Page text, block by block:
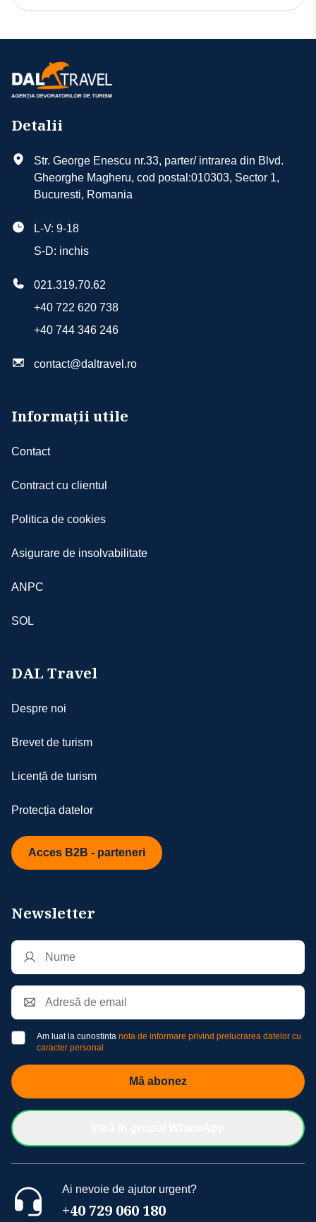
Detalii
Str. George Enescu nr.33, parter/ intrarea din Blvd.
Gheorghe Magheru, cod postal:010303, Sector 1,
Bucuresti, Romania
L-V: 9-18
S-D: inchis
021.319.70.62
+40 722 620 738
+40 744 346 246
contact@daltravel.ro
Informații utile
Contact
Contract cu clientul
Politica de cookies
Asigurare de insolvabilitate
ANPC
SOL
DAL Travel
Despre noi
Brevet de turism
Licență de turism
Protecția datelor
Acces B2B - parteneri
Newsletter
Am luat la cunostinta nota de informare privind prelucrarea datelor cu
caracter personal
Mă abonez
Ai nevoie de ajutor urgent?
+40 729 060 180